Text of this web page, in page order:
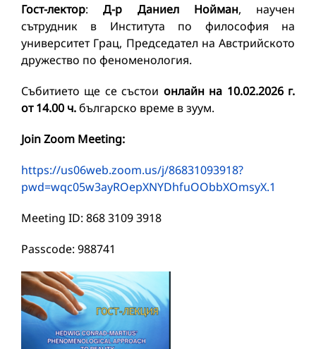
Гост-лектор:Д-р Даниел Нойман, научен
сътрудник в Института по философия на
университет Грац, Председател на Австрийското
дружество по феноменология.
Събитието ще се състои онлайн на 10.02.2026 г.
от 14.00 ч.българско време в зуум.
Join Zoom Meeting:
https://us06web.zoom.us/j/86831093918?
pwd=wqc05w3ayROepXNYDhfuOObbXOmsyX.1
Meeting ID: 868 3109 3918
Passcode: 988741